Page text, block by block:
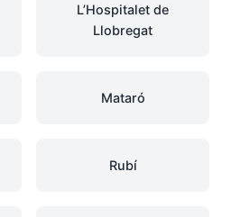
L’Hospitalet de
Llobregat
Mataró
Rubí